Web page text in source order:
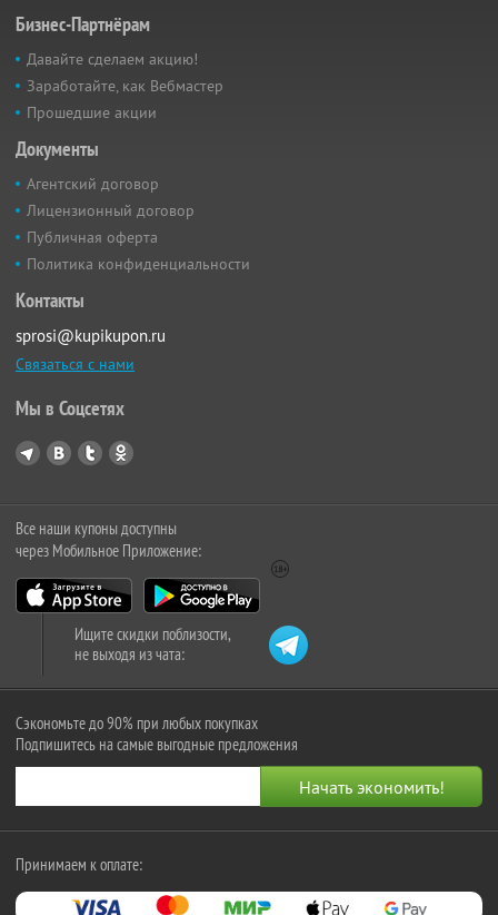
Бизнес-Партнёрам
Давайте сделаем акцию!
Заработайте, как Вебмастер
Прошедшие акции
Документы
Агентский договор
Лицензионный договор
Публичная оферта
Политика конфиденциальности
Контакты
sprosi@kupikupon.ru
Связаться с нами
Мы в Соцсетях
Все наши купоны доступны
через Мобильное Приложение:
Ищите скидки поблизости,
не выходя из чата:
Сэкономьте до 90% при любых покупках
Подпишитесь на самые выгодные предложения
Принимаем к оплате: